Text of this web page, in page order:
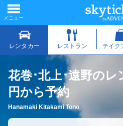
花巻･北上･遠野のレ
円から予約
Hanamaki Kitakami Tono